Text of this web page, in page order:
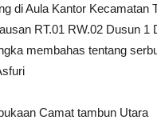
di Aula Kantor Kecamatan
RT.01 RW.02 Dusun 1
membahas tentang
Camat tambun Utara